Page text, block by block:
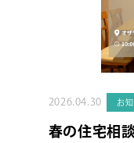
2026.04.30 お
春の住宅相